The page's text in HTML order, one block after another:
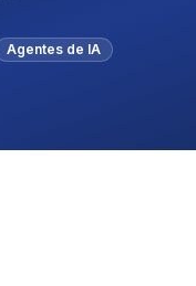
Agentes de IA